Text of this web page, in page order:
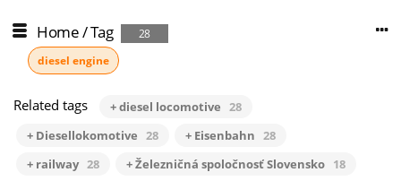
Home/Tag
28
diesel engine
Related tags + diesel locomotive 28
+ Diesellokomotive 28 + Eisenbahn 28
+ railway 28 + Železničná spoločnosť Slovensko 18